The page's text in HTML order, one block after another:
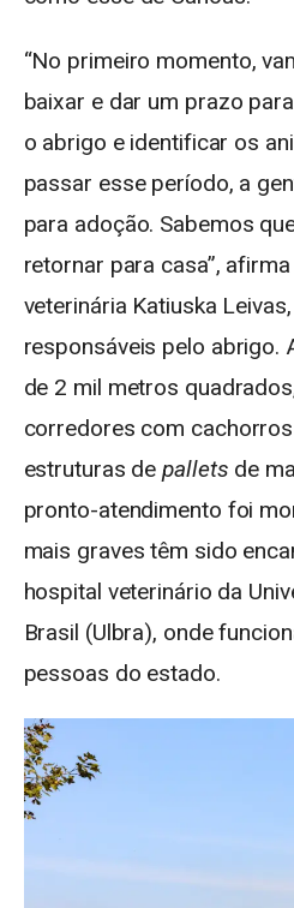
“No primeiro momento,
baixar e dar um prazo
o abrigo e identificar os
passar esse período, a
para adoção. Sabemos
retornar para casa”,
veterinária Katiuska
responsáveis pelo abrigo.
de 2 mil metros
corredores com
estruturas depallets de
pronto-atendimento foi
mais graves têm sido
hospital veterinário da
Brasil (Ulbra), onde
pessoas do estado.